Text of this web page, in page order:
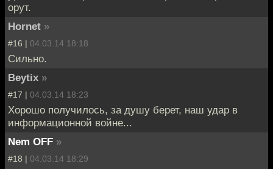
орут.
Hornet »
#16 | 04.03.14 18:18
Сильно.
Beytix »
#17 | 04.03.14 18:23
Хорошо получилось, за душу берет, наш удар в
информационной войне...
Nem OFF »
#18 | 04.03.14 18:29